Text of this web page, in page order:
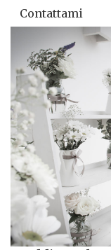
Contattami